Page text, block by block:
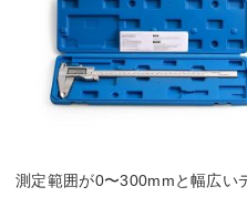
測定範囲が0〜300mmと幅広い